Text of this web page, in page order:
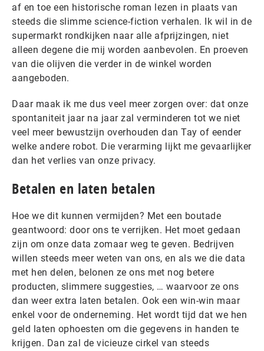
af en toe een historische roman lezen in plaats van
steeds die slimme science-fiction verhalen. Ik wil in de
supermarkt rondkijken naar alle afprijzingen, niet
alleen degene die mij worden aanbevolen. En proeven
van die olijven die verder in de winkel worden
aangeboden.
Daar maak ik me dus veel meer zorgen over: dat onze
spontaniteit jaar na jaar zal verminderen tot we niet
veel meer bewustzijn overhouden dan Tay of eender
welke andere robot. Die verarming lijkt me gevaarlijker
dan het verlies van onze privacy.
Betalen en laten betalen
Hoe we dit kunnen vermijden? Met een boutade
geantwoord: door ons te verrijken. Het moet gedaan
zijn om onze data zomaar weg te geven. Bedrijven
willen steeds meer weten van ons, en als we die data
met hen delen, belonen ze ons met nog betere
producten, slimmere suggesties, … waarvoor ze ons
dan weer extra laten betalen. Ook een win-win maar
enkel voor de onderneming. Het wordt tijd dat we hen
geld laten ophoesten om die gegevens in handen te
krijgen. Dan zal de vicieuze cirkel van steeds